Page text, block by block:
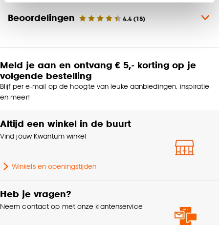
van alle cookies, of klik op ‘weigeren’ om alleen de
klikken.
Goed om te weten is dat je deze keuze altijd nog
Materiaal Hout
Kleurtint Wit
Samenstelling
Breedte 350 CM
Lamelbreedte 5 CM
Beoordelingen 4.4(15)
Meld je aan en ontvang € 5,- korting op je
volgende bestelling
Blijf per e-mail op de hoogte van leuke aanbiedingen, inspiratie
en meer!
Altijd een winkel in de buurt
Vind jouw Kwantum winkel
Winkels en openingstijden
Heb je vragen?
Neem contact op met onze klantenservice